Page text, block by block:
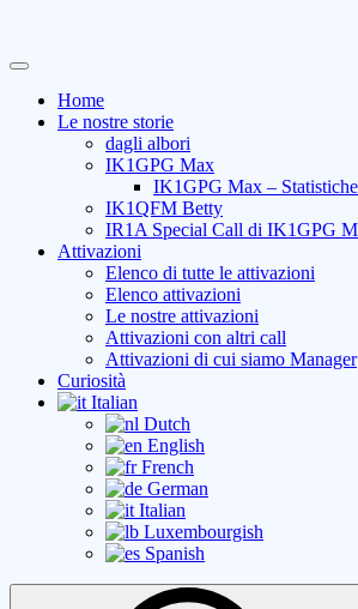
Skip
content
Primary
Home
Le nostre storie
dagli albori
IK1GPG Max
IK1GPG Max – Statistiche
IK1QFM Betty
IR1A Special Call di IK1GPG
Attivazioni
Elenco di tutte le attivazioni
Elenco attivazioni
Le nostre attivazioni
Attivazioni con altri call
Attivazioni di cui siamo Manager
Curiosità
Italian
Dutch
English
French
German
Italian
Luxembourgish
Spanish